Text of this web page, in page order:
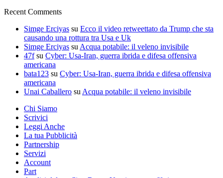
Recent Comments
Simge Erciyas su Ecco il video retweettato da Trump che sta
causando una rottura tra Usa e Uk
Simge Erciyas su Acqua potabile: il veleno invisibile
47fsu Cyber: Usa-Iran, guerra ibrida e difesa offensiva
americana
bata123 su Cyber: Usa-Iran, guerra ibrida e difesa offensiva
americana
Unai Caballero su Acqua potabile: il veleno invisibile
Chi Siamo
Scrivici
Leggi Anche
La tua Pubblicità
Partnership
Servizi
Account
Part